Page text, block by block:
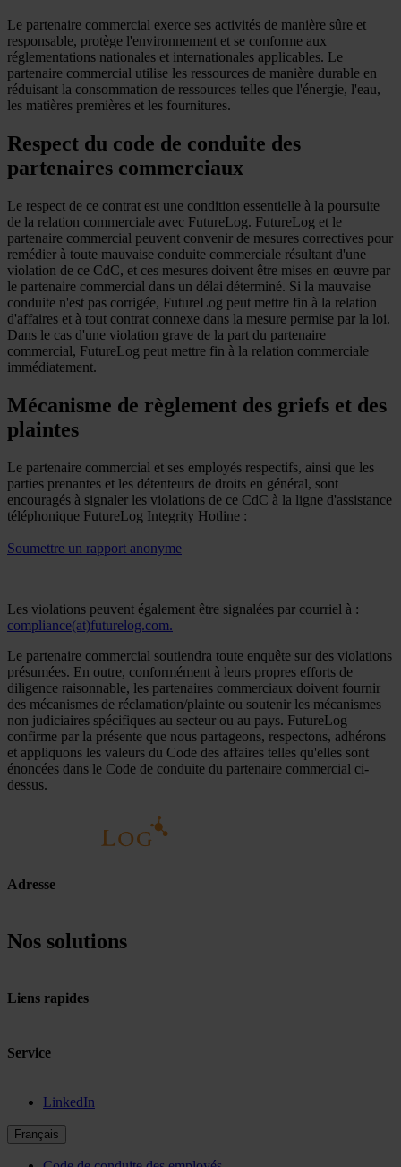
Le partenaire commercial exerce ses activités de manière sûre et
responsable, protège l'environnement et se conforme aux
réglementations nationales et internationales applicables. Le
partenaire commercial utilise les ressources de manière durable en
réduisant la consommation de ressources telles que l'énergie, l'eau,
les matières premières et les fournitures.
Respect du code de conduite des
partenaires commerciaux
Le respect de ce contrat est une condition essentielle à la poursuite
de la relation commerciale avec FutureLog. FutureLog et le
partenaire commercial peuvent convenir de mesures correctives pour
remédier à toute mauvaise conduite commerciale résultant d'une
violation de ce CdC, et ces mesures doivent être mises en œuvre par
le partenaire commercial dans un délai déterminé. Si la mauvaise
conduite n'est pas corrigée, FutureLog peut mettre fin à la relation
d'affaires et à tout contrat connexe dans la mesure permise par la loi.
Dans le cas d'une violation grave de la part du partenaire
commercial, FutureLog peut mettre fin à la relation commerciale
immédiatement.
Mécanisme de règlement des griefs et des
plaintes
Le partenaire commercial et ses employés respectifs, ainsi que les
parties prenantes et les détenteurs de droits en général, sont
encouragés à signaler les violations de ce CdC à la ligne d'assistance
téléphonique FutureLog Integrity Hotline :
Soumettre un rapport anonyme
Les violations peuvent également être signalées par courriel à :
compliance(at)futurelog.com.
Le partenaire commercial soutiendra toute enquête sur des violations
présumées. En outre, conformément à leurs propres efforts de
diligence raisonnable, les partenaires commerciaux doivent fournir
des mécanismes de réclamation/plainte ou soutenir les mécanismes
non judiciaires spécifiques au secteur ou au pays. FutureLog
confirme par la présente que nous partageons, respectons, adhérons
et appliquons les valeurs du Code des affaires telles qu'elles sont
énoncées dans le Code de conduite du partenaire commercial ci-
dessus.
Adresse
Nos solutions
Liens rapides
Service
LinkedIn
Français